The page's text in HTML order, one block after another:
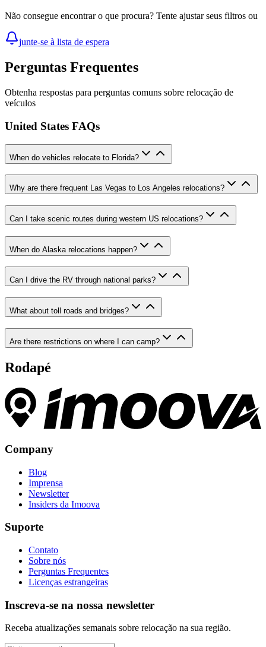
Não consegue encontrar o que procura? Tente ajustar seus filtros ou
junte-se à lista de espera
Perguntas Frequentes
Obtenha respostas para perguntas comuns sobre relocação de
veículos
United States FAQs
When do vehicles relocate to Florida?
Why are there frequent Las Vegas to Los Angeles relocations?
Can I take scenic routes during western US relocations?
When do Alaska relocations happen?
Can I drive the RV through national parks?
What about toll roads and bridges?
Are there restrictions on where I can camp?
Rodapé
Company
Blog
Imprensa
Newsletter
Insiders da Imoova
Suporte
Contato
Sobre nós
Perguntas Frequentes
Licenças estrangeiras
Inscreva-se na nossa newsletter
Receba atualizações semanais sobre relocação na sua região.